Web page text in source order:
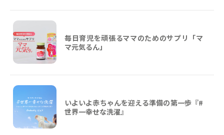
毎日育児を頑張るママのためのサプリ「マ
マ元気るん」
いよいよ赤ちゃんを迎える準備の第一歩『#
世界一幸せな洗濯』